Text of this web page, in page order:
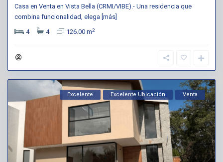
Casa en Venta en Vista Bella (CRMI/VIBE).- Una residencia que
combina funcionalidad, elega [más]
4
4 126.00 m2
Excelente Excelente Ubicación Venta